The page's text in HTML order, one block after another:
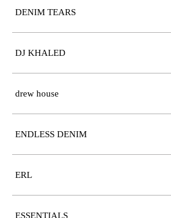
DENIM TEARS
DJ KHALED
drew house
ENDLESS DENIM
ERL
ESSENTIALS